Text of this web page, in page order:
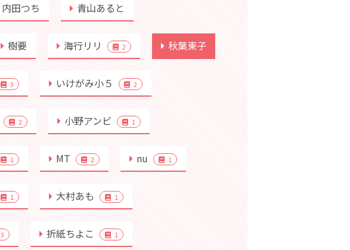
内田つち 青山あると
樹要 海行リリ 2 秋葉東子
3 いけがみ小５ 2
2 小野アンビ 1
1 MT 2 nu 1
1 大村あも 1
3 折紙ちよこ 1